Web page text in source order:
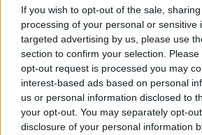
If you wish to opt-out of the sale,
processing of your personal or sensitive
targeted advertising by us, please use
section to confirm your selection.
opt-out request is processed you may
interest-based ads based on personal
us or personal information disclosed to
your opt-out. You may separately opt-
disclosure of your personal information
Doxycycline (243)
Antibiotiques - tetracyclines
Laroxyl (239)
Dépression - antidépresseurs TCA
Risperdal (230)
Psychose / schizophrénie - antipsychotique